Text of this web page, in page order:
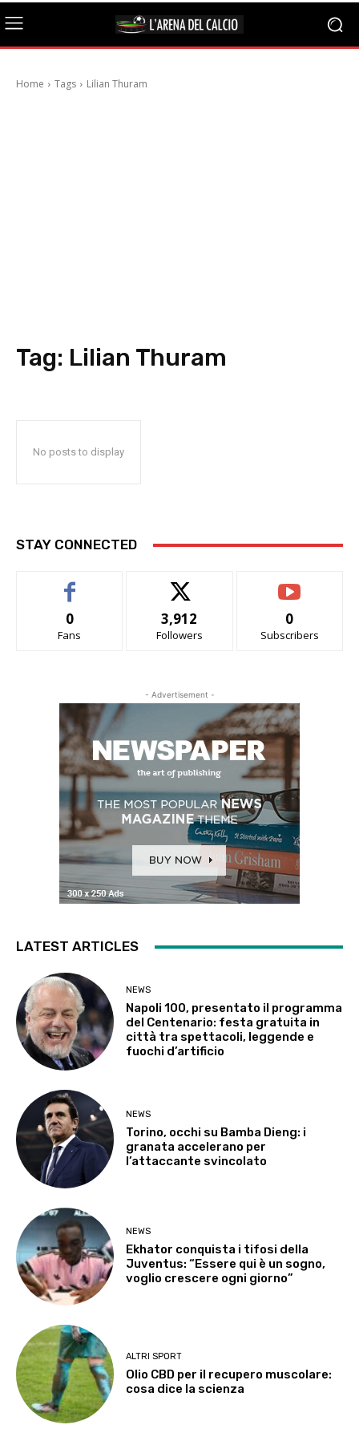
Home Tags Lilian Thuram
Tag: Lilian Thuram
No posts to display
STAY CONNECTED
0
Fans
3,912
Followers
0
Subscribers
- Advertisement -
LATEST ARTICLES
NEWS
Napoli 100, presentato il programma
del Centenario: festa gratuita in
città tra spettacoli, leggende e
fuochi d’artificio
NEWS
Torino, occhi su Bamba Dieng: i
granata accelerano per
l’attaccante svincolato
NEWS
Ekhator conquista i tifosi della
Juventus: “Essere qui è un sogno,
voglio crescere ogni giorno”
ALTRI SPORT
Olio CBD per il recupero muscolare:
cosa dice la scienza